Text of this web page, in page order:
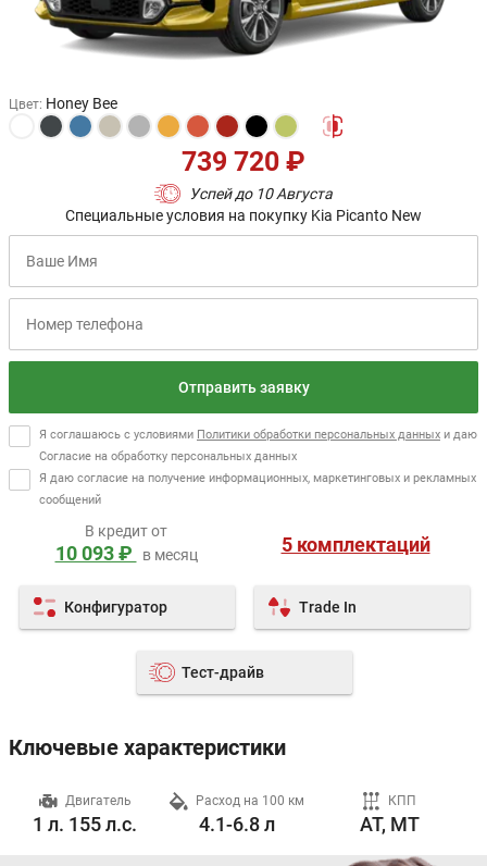
Цвет: Honey Bee
Успей до 10 Августа
739 720 ₽
Специальные условия на покупку Kia Picanto New
Отправить заявку
Я соглашаюсь с условиями Политики обработки персональных данных и даю
Согласие на обработку персональных данных
Я даю согласие на получение информационных, маркетинговых и рекламных
сообщений
5 комплектаций
Конфигуратор Trade In
Тест-драйв
В кредит от
10 093 ₽ в месяц
Ключевые характеристики
Двигатель
1 л. 155 л.с.
Расход на 100 км
4.1-6.8 л
КПП
AT, MT